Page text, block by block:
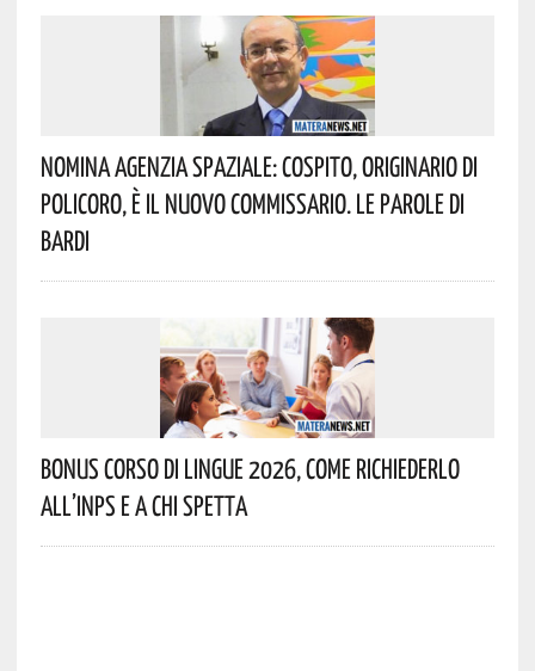
Nomina Agenzia Spaziale: Cospito, Originario Di
Policoro, È Il Nuovo Commissario. Le Parole Di
Bardi
Bonus Corso Di Lingue 2026, Come Richiederlo
All’INPS E A Chi Spetta